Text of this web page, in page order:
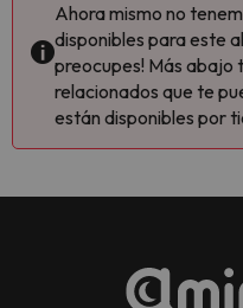
Ahora mismo no
disponibles para este
preocupes! Más abajo
relacionados que te
están disponibles por